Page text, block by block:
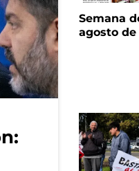
Semana
agosto de